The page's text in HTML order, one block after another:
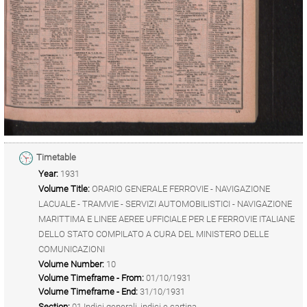
Timetable
Year: 1931
Volume Title: ORARIO GENERALE FERROVIE - NAVIGAZIONE
LACUALE - TRAMVIE - SERVIZI AUTOMOBILISTICI - NAVIGAZIONE
MARITTIMA E LINEE AEREE UFFICIALE PER LE FERROVIE ITALIANE
DELLO STATO COMPILATO A CURA DEL MINISTERO DELLE
COMUNICAZIONI
Volume Number: 10
Volume Timeframe - From: 01/10/1931
Volume Timeframe - End: 31/10/1931